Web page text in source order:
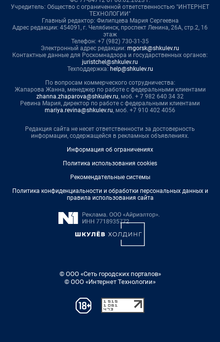
Учредитель: Общество с ограниченной ответственностью "ИНТЕРНЕТ
ТЕХНОЛОГИИ"
Главный редактор: Филипцева Мария Сергеевна
Адрес редакции: 454091, г. Челябинск, проспект Ленина, 26А, стр.2, 16
этаж
Телефон: +7 (982) 730-31-35
Электронный адрес редакции: mgorsk@shkulev.ru
Контактные данные для Роскомнадзора и государственных органов:
juristchel@shkulev.ru
Техподдержка: help@shkulev.ru
По вопросам коммерческого сотрудничества:
Жапарова Жанна, менеджер по работе с федеральными клиентами
zhanna.zhaparova@shkulev.ru, моб. + 7 982 640 34 32
Ревина Мария, директор по работе с федеральными клиентами
mariya.revina@shkulev.ru, моб. +7 910 402 4056
Редакция сайта не несет ответственности за достоверность
информации, содержащейся в рекламных объявлениях.
Информация об ограничениях
Политика использования cookies
Рекомендательные системы
Политика конфиденциальности и обработки персональных данных и
правила использования сайта
© ООО «Сеть городских порталов»
© ООО «Интернет Технологии»